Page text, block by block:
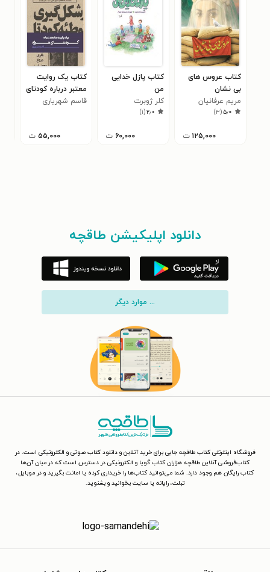
کتاب عروس های
بی نشان
مریم عرفانیان
۵٫۰(۳)
۱۲۵,۰۰۰ ت
کتاب پازل خدایی
من
کلر ژوبرت
۲٫۰(۱)
۶۰,۰۰۰ ت
کتاب یک روایت
معتبر درباره کودتای
نوژه
قاسم شهریاری
۵۵,۰۰۰ ت
دانلود اپلیکیشن طاقچه
... موارد دیگر
فروشگاه اینترنتی کتاب طاقچه جایی برای خرید آنلاین و دانلود کتاب صوتی و الکترونیکی است. در
کتاب‌فروشی آنلاین طاقچه هزاران کتاب گویا و الکترونیکی در دسترس است که در میان آن‌ها
کتاب رایگان هم وجود دارد. شما می‌توانید کتاب‌ها را خریداری کرده یا امانت بگیرید و در موبایل،
تبلت، رایانه یا سایت بخوانید و بشنوید.